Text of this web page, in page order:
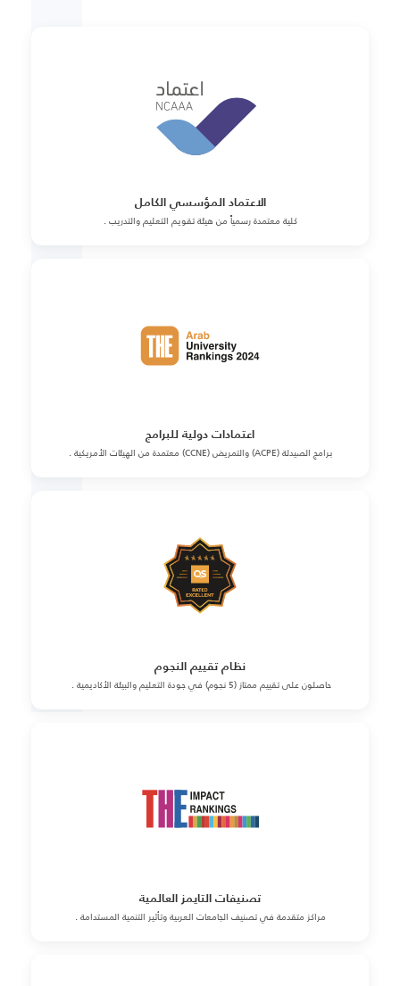
الاعتماد المؤسسي الكامل
كلية معتمدة رسمياً من هيئة تقويم التعليم والتدريب .
اعتمادات دولية للبرامج
برامج الصيدلة (ACPE) والتمريض (CCNE) معتمدة من الهيئات الأمريكية .
نظام تقييم النجوم
حاصلون على تقييم ممتاز (5 نجوم) في جودة التعليم والبيئة الأكاديمية .
تصنيفات التايمز العالمية
مراكز متقدمة في تصنيف الجامعات العربية وتأثير التنمية المستدامة .